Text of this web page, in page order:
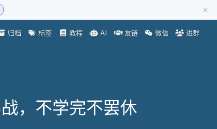
×
归档 标签 教程 AI 友链 微信 进群
，不学完不罢休